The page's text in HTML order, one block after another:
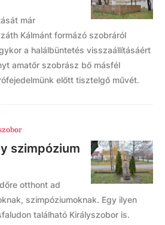
már
Kálmánt formázó szobráról
a halálbüntetés visszaállításáért
amatőr szobrász bő másfél
előtt tisztelgő művét.
szimpózium
otthont ad
szimpóziumoknak. Egy ilyen
található Királyszobor is.